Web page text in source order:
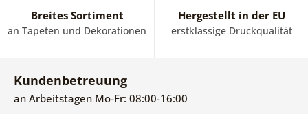
Breites Sortiment
an Tapeten und Dekorationen
Hergestellt in der EU
erstklassige Druckqualität
Kundenbetreuung
an Arbeitstagen Mo-Fr: 08:00-16:00